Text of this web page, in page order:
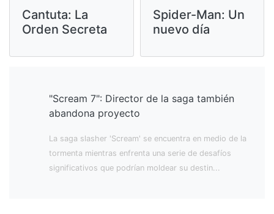
Cantuta: La
Orden Secreta
Spider-Man: Un
nuevo día
"Scream 7": Director de la saga también
abandona proyecto
La saga slasher 'Scream' se encuentra en medio de la
tormenta mientras enfrenta una serie de desafíos
significativos que podrían moldear su destin...